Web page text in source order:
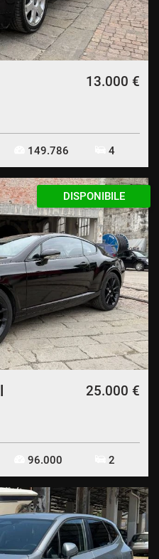
13.000 €
149.786 4
DISPONIBILE
25.000 €
96.000 2